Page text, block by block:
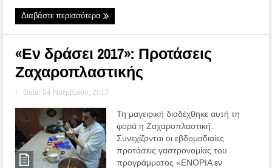
Διαβάστε περισσότερα
«Εν δράσει 2017»: Προτάσεις
Ζαχαροπλαστικής
| Date: 04 Νοεμβρίου, 2017
Τη μαγειρική διαδέχθηκε αυτή τη
φορά η Ζαχαροπλαστική.
Συνεχίζονται οι εβδομαδιαίες
προτάσεις γαστρονομίας του
προγράμματος «ΕΝΟΡΙΑ εν